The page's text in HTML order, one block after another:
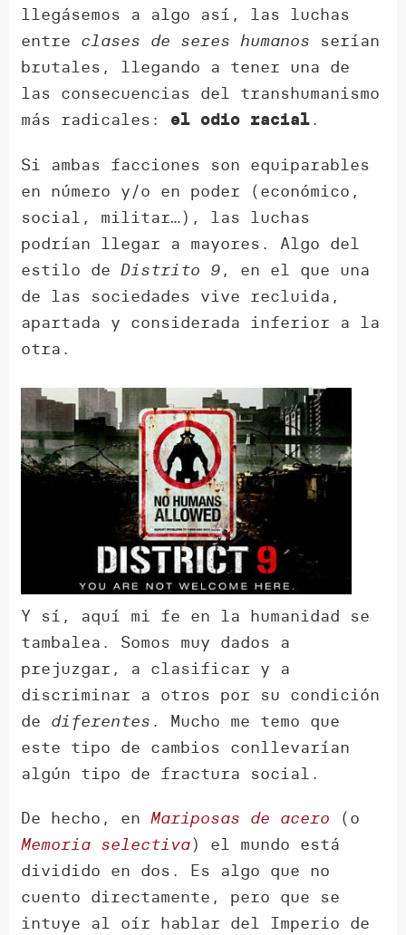
llegásemos a algo así, las luchas
entre clases de seres humanos serían
brutales, llegando a tener una de
las consecuencias del transhumanismo
más radicales: el odio racial.
Si ambas facciones son equiparables
en número y/o en poder (económico,
social, militar…), las luchas
podrían llegar a mayores. Algo del
estilo deDistrito 9, en el que una
de las sociedades vive recluida,
apartada y considerada inferior a la
otra.
Y sí, aquí mi fe en la humanidad se
tambalea. Somos muy dados a
prejuzgar, a clasificar y a
discriminar a otros por su condición
de diferentes . Mucho me temo que
este tipo de cambios conllevarían
algún tipo de fractura social.
De hecho, enMariposas de acero (o
Memoria selectiva) el mundo está
dividido en dos. Es algo que no
cuento directamente, pero que se
intuye al oír hablar del Imperio de